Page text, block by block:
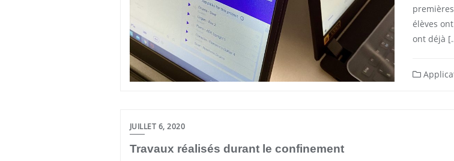
élèves
ont déjà
JUILLET 6, 2020
Travaux réalisés durant le confinement